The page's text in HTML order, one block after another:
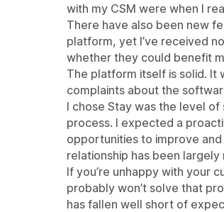
with my CSM were when I
There have also been new
platform, yet I’ve received
whether they could benefit
The platform itself is solid. It
complaints about the
I chose Stay was the level
process. I expected a
opportunities to improve
relationship has been largely
If you’re unhappy with your
probably won’t solve that
has fallen well short of